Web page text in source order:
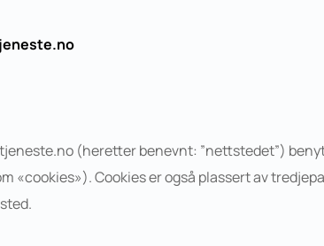
(heretter benevnt: ”nettstedet”)
«cookies»). Cookies er også plassert av